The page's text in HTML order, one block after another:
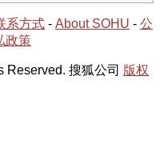
系方式 - About SOHU - 公
政策
搜狐公司 版权